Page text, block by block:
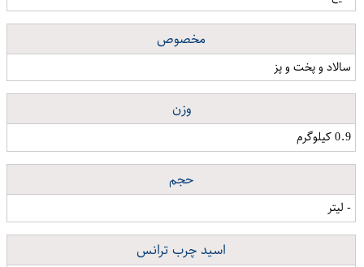
مخصوص
سالاد و پخت و پز
وزن
0.9 کیلوگرم
حجم
- لیتر
اسید چرب ترانس